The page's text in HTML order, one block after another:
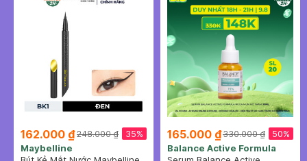
162.000 ₫ 35%
248.000 ₫
Maybelline
165.000 ₫ 50%
330.000 ₫
Balance Active Formula